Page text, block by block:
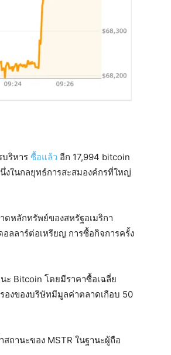
ริหาร ซื้อแล้ว อีก 17,994 bitcoin
งในกลยุทธ์การสะสมองค์กรที่ใหญ่
หลักทรัพย์ของสหรัฐอเมริกา
ลลาร์ต่อเหรียญ การซื้อกิจการครั้ง
ะ Bitcoin โดยมีราคาซื้อเฉลี่ย
งของบริษัทมีมูลค่าตลาดเกือบ 50
ถานะของ MSTR ในฐานะผู้ถือ